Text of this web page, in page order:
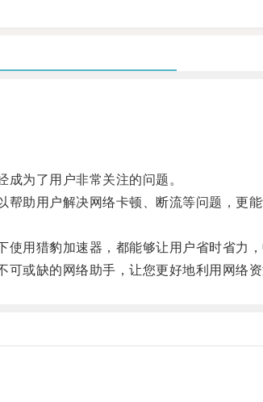
为了用户非常关注的问题。
用户解决网络卡顿、断流等问题，更
猎豹加速器，都能够让用户省时省力，
缺的网络助手，让您更好地利用网络资